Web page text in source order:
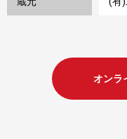
オンラ